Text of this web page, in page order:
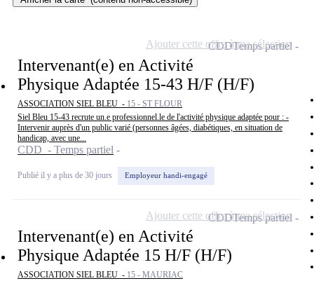
Intervenant(e) en Activité
Physique Adaptée 15-43 H/F (H/F)
ASSOCIATION SIEL BLEU - 15 - ST FLOUR
Siel Bleu 15-43 recrute un.e professionnel.le de l'activité physique adaptée pour : -
Intervenir auprès d'un public varié (personnes âgées, diabétiques, en situation de
handicap, avec une...
CDD - Temps partiel
Publié il y a plus de 30 jours Employeur handi-engagé
CDDTemps partiel
Ajouter cette offre à ma sélection
Intervenant(e) en Activité
Physique Adaptée 15 H/F (H/F)
ASSOCIATION SIEL BLEU - 15 - MAURIAC
CDDTemps partiel
Ajouter cette offre à ma sélection